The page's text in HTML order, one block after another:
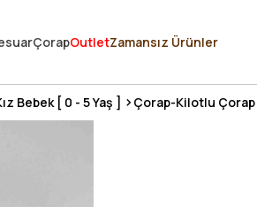
ÜRÜN
ÇorapOutletZamansız Ürünler
Bebek [ 0 - 5 Yaş ] Çorap-Kilotlu Çorap